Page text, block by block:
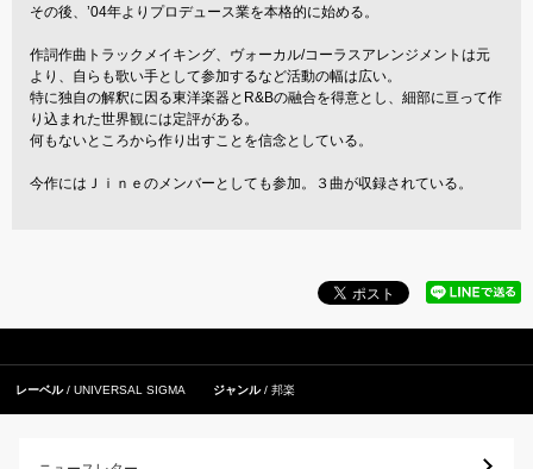
その後、’04年よりプロデュース業を本格的に始める。
作詞作曲トラックメイキング、ヴォーカル/コーラスアレンジメントは元
より、自らも歌い手として参加するなど活動の幅は広い。
特に独自の解釈に因る東洋楽器とR&Bの融合を得意とし、細部に亘って作
り込まれた世界観には定評がある。
何もないところから作り出すことを信念としている。
今作にはＪｉｎｅのメンバーとしても参加。３曲が収録されている。
レーベル UNIVERSAL SIGMA ジャンル 邦楽